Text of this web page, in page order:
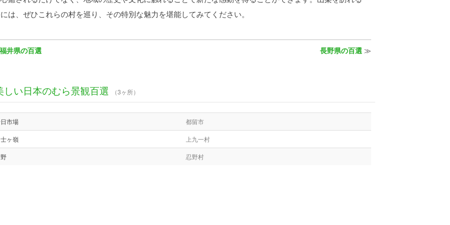
は、ぜひこれらの村を巡り、その特別な魅力を堪能してみてください。
井県の百選 長野県の百選≫
しい日本のむら景観百選 （3ヶ所）
市場 都留市
ヶ嶺 上九一村
忍野村